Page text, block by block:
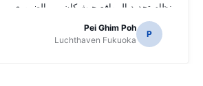
نظام تحديد المواقع حيث كان من الضروري
للتنقل الطرق اليابانية.
P
Pei Ghim Poh
Luchthaven Fukuoka